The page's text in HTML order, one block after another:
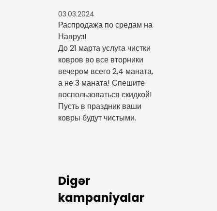
03.03.2024
Распродажа по средам на
Навруз!
До 21 марта услуга чистки
ковров во все вторники
вечером всего 2,4 маната,
а не 3 маната! Спешите
воспользоваться скидкой!
Пусть в праздник ваши
ковры будут чистыми.
Digər
kampaniyalar